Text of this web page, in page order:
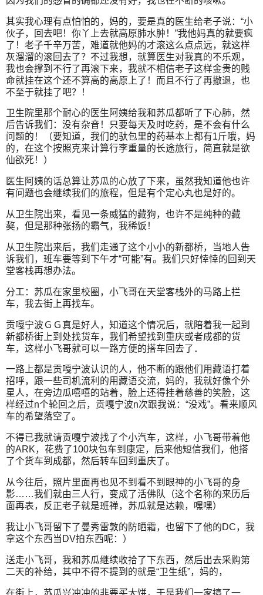
其实我心理有点怕怕的，妈的，要是真的医生给老子说：“小
伙子，回去吧！你丫上去就高原肺水肿！”我他妈真的就要疯
了！老子千辛万苦，难道就他妈的才滚这么点点远，就这样
灰溜溜的滚回去了？不过我想，就算医生对我真的不乐观，
我也会撑到不行了再滚下来，我就不相信老子这样金贵的贱
命就挂在这个还不算高的高原上了！而且不行了再撤退，也
不至于就挂了吧？！
卫生院里那个耐心的医生阿姨给我和苏瓜都听了下心肺，然
后告诉我们：没有杂音！只要每天及时吃药，是不会有什么
问题的！（要知道，我们的驮包里的药基本上都有1斤哦，妈
的，在这个按照克来计算行李重量的长途旅行，简直就是欲
仙欲死！）
医生阿姨的话总算让苏瓜的心放了下来，虽然我知道他也许
有问题也会继续我们的旅程，但是有个定心丸也是好的。
从卫生院出来，看见一条威猛的藏狗，也许不是纯种的藏
獒，但是那种张扬的霸气，我稀饭！
从卫生院出来后，我们走通了这个小小的新都桥，当地人告
诉我们，班车要等到下午才“可能”有。我们只好悻悻的回到天
堂客栈再想办法。
分工：苏瓜在家里校圈，小飞哥在天堂客栈外的马路上拦
车，我去街上再找车。
贡嘎宁波ＧＧ真是好人，知道这个情况后，就陪着我一起到
新都桥街上到处找货车，我们希望找到重庆或者成都的货
车，这样小飞哥就可以一路方便的搭车回去了．
一路上都是贡嘎宁波认识的人，他不断的跟他们用藏语打着
招呼，跟一些司机流利的用藏语交流，妈的，我就好像个外
星人，在旁边瓜嘻嘻的站着，脸上还得挂着慈善的笑脸，这
样经过n个轮回之后，贡嘎宁波n次跟我说：“没戏”。看来顺风
车的希望落空了。
不得已我就请贡嘎宁波找了个小汽车，这样，小飞哥带着他
的ARK，花费了100块包车到康定，后来他短信我们，他搭
了个货车到成都，然后转车回到重庆了。
从今往后，照片里面再也见不到看不到眼神的小飞哥的身
影……我们就由三人行，变成了活佛队（这个名称的来历后
面再表，反正老子就是班禅，苏瓜就是达赖，嘿嘿）
我让小飞哥留下了曼秀雷敦的防晒霜，也留下了他的DC，我
拿这个东西当DV拍东西呢：）
送走小飞哥，我和苏瓜继续收拾了下东西，然后出去采购第
二天的补给，其中不得不提到的就是“卫生纸”，妈的，
在街上，苏瓜兴冲冲的非要买大饼，于是我们一家搞了一